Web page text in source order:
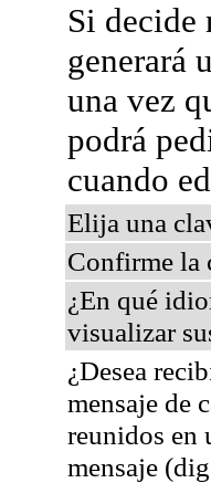
Si decide
generará
una vez
podrá
cuando
Elija una
Confirme la
¿En qué
visualizar
¿Desea
mensaje de
reunidos en
mensaje